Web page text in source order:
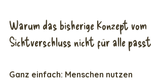
Warum das bisherige Konzept vom
Sichtverschluss nicht für alle passt
Ganz einfach: Menschen nutzen